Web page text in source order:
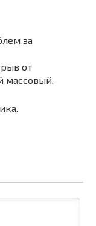
за
от
массовый.